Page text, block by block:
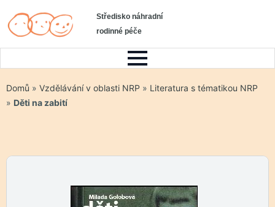
Středisko náhradní
rodinné péče
Domů » Vzdělávání v oblasti NRP » Literatura s tématikou NRP
» Děti na zabití